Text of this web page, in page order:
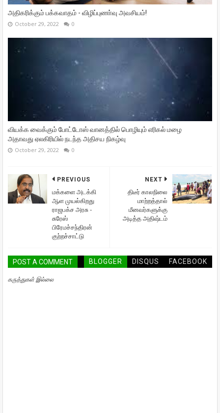
அதிகரிக்கும் பக்கவாதம் - விழிப்புணா்வு அவசியம்!
October 29, 2022 0
வியக்க வைக்கும் போட்டோஸ் வானத்தில் பொழியும் எரிகல் மழை
அதாவது ஏலகிரியில் நடந்த அதிசய நிகழ்வு
October 29, 2022 0
NEXT
திடீர் காலநிலை
மாற்றத்தால்
மீனவர்களுக்கு
அடித்த அதிஷ்டம்
PREVIOUS
மக்களை அடக்கி
ஆள முயல்கிறது
ராஜபக்ச அரசு -
சுரேஸ்
பிரேமச்சந்திரன்
குற்றச்சாட்டு
POST A COMMENT BLOGGER DISQUS FACEBOOK
கருத்துகள் இல்லை